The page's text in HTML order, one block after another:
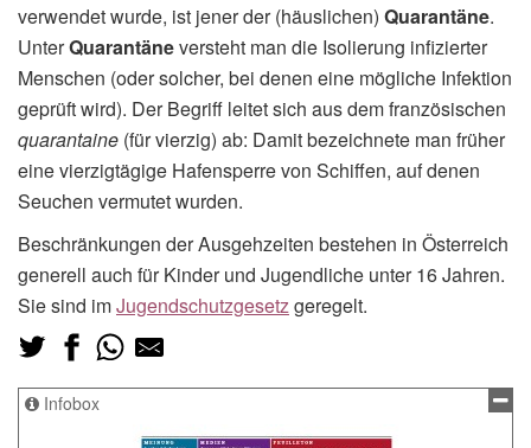
verwendet wurde, ist jener der (häuslichen) Quarantäne.
UnterQuarantäneversteht man die Isolierung infizierter
Menschen (oder solcher, bei denen eine mögliche Infektion
geprüft wird). Der Begriff leitet sich aus dem französischen
quarantaine (für vierzig) ab: Damit bezeichnete man früher
eine vierzigtägige Hafensperre von Schiffen, auf denen
Seuchen vermutet wurden.
Beschränkungen der Ausgehzeiten bestehen in Österreich
generell auch für Kinder und Jugendliche unter 16 Jahren.
Sie sind imJugendschutzgesetzgeregelt.
Infobox